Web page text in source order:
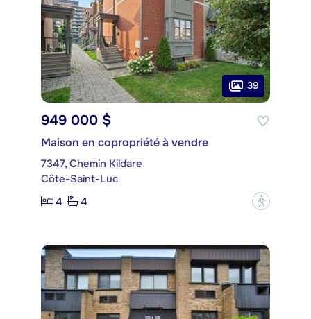
39
949 000 $
Maison en copropriété à vendre
7347, Chemin Kildare
Côte-Saint-Luc
4
4 ?